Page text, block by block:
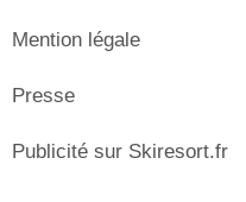
Mention légale
Presse
Publicité sur Skiresort.fr